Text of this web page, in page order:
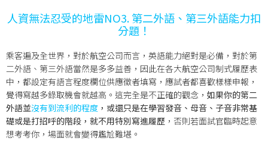
人資無法忍受的地雷NO3. 第二外語、第三外語能力扣
分題！
乘客遍及全世界，對於航空公司而言，英語能力絕對是必備，對於第
二外語、第三外語當然是多多益善，因此在各大航空公司制式履歷表
中，都設定有語言程度欄位供應徵者填寫，應試者都喜歡樣樣申報，
覺得寫越多錄取機會就越高。這完全是不正確的觀念， 如果你的第二
外語並沒有到流利的程度 ，或還只是在學習發音、母音、子音非常基
礎或是打招呼的階段，就不用特別寫進履歷 ，否則若面試官臨時起意
想考考你，場面就會變得尷尬難堪。